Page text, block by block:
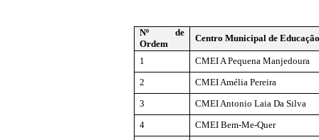
Nº de
Ordem
Centro Municipal de
1
CMEI A Pequena Manjedoura
2
CMEI Amélia Pereira
3
CMEI Antonio Laia Da Silva
4
CMEI Bem-Me-Quer